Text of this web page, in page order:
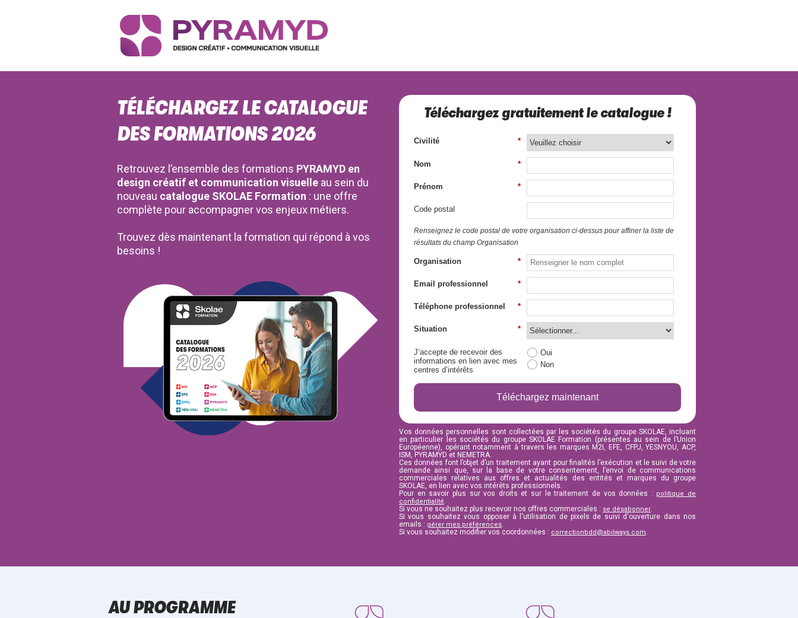
TÉLÉCHARGEZ LE CATALOGUE
DES FORMATIONS 2026
Retrouvez l’ensemble des formations PYRAMYD en
design créatif et communication visuelle au sein du
nouveau catalogue SKOLAE Formation : une offre
complète pour accompagner vos enjeux métiers.
Trouvez dès maintenant la formation qui répond à vos
besoins !
Téléchargez gratuitement le catalogue !
*
Civilité
*
Nom
*
Prénom
Code postal
Renseignez le code postal de votre organisation ci-dessus pour affiner la liste de
résultats du champ Organisation
*
Organisation
*
Email professionnel
*
Téléphone professionnel
*
Situation
J’accepte de recevoir des
informations en lien avec mes
centres d’intérêts
Oui
Non
Téléchargez maintenant
Vos données personnelles sont collectées par les sociétés du groupe SKOLAE, incluant
en particulier les sociétés du groupe SKOLAE Formation (présentes au sein de l’Union
Européenne), opérant notamment à travers les marques M2I, EFE, CFPJ, YESNYOU, ACP,
ISM, PYRAMYD et NEMETRA.
Ces données font l’objet d’un traitement ayant pour finalités l’exécution et le suivi de votre
demande ainsi que, sur la base de votre consentement, l’envoi de communications
commerciales relatives aux offres et actualités des entités et marques du groupe
SKOLAE, en lien avec vos intérêts professionnels.
Pour en savoir plus sur vos droits et sur le traitement de vos données : politique de
confidentialité.
Si vous ne souhaitez plus recevoir nos offres commerciales : se désabonner.
Si vous souhaitez vous opposer à l'utilisation de pixels de suivi d'ouverture dans nos
emails : gérer mes préférences.
Si vous souhaitez modifier vos coordonnées : correctionbdd@abilways.com.
AU PROGRAMME